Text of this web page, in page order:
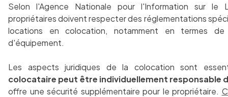
Selon l'Agence Nationale pour l'Information sur le
propriétaires doivent respecter des réglementations
locations en colocation, notamment en termes
d'équipement.
Les aspects juridiques de la colocation sont
colocataire peut être individuellement responsable
offre une sécurité supplémentaire pour le propriétaire.